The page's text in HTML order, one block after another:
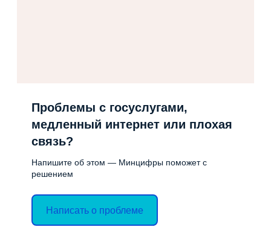
Проблемы с госуслугами,
медленный интернет или плохая
связь?
Напишите об этом — Минцифры поможет с
решением
Написать о проблеме